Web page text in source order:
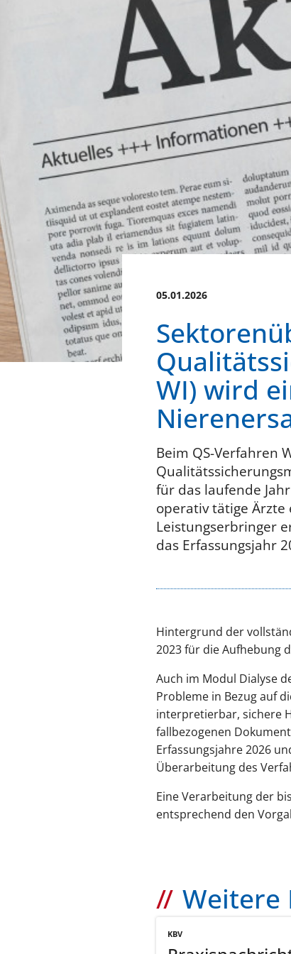
05.01.2026
WI) wird
Beim QS-Verfahren
für das laufende
operativ tätige
Leistungserbringer
das Erfassungsjahr
Hintergrund der
2023 für die Aufhebung
Auch im Modul Dialyse
Probleme in Bezug auf
interpretierbar, sichere
fallbezogenen
Erfassungsjahre 2026
Überarbeitung des
Eine Verarbeitung der
entsprechend den
Weitere
KBV